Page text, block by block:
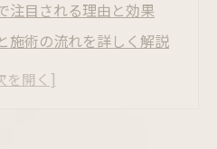
注目される理由と効果
施術の流れを詳しく解説
すめ選び方のポイント